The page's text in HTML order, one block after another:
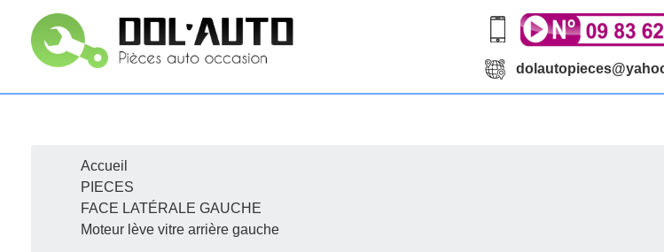
Accueil
PIECES
FACE LATÉRALE GAUCHE
Moteur lève vitre arrière gauche